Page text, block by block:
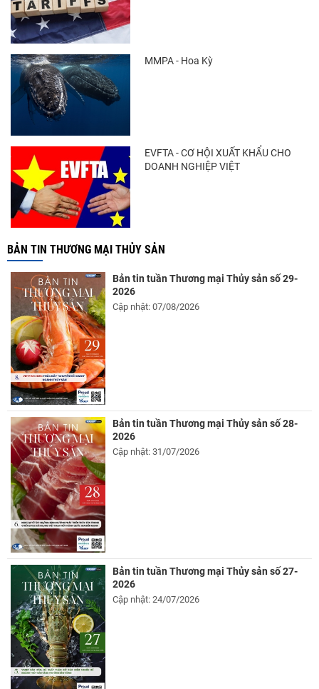
Trung Quốc tăng mạnh nhập khẩu mực,
Điểm tin thủy sản thế giới ngày 3/8/2026
MMPA - Hoa Kỳ
EVFTA - CƠ HỘI XUẤT KHẨU CHO
DOANH NGHIỆP VIỆT
BẢN TIN THƯƠNG MẠI THỦY SẢN
Bản tin tuần Thương mại Thủy sản số 29-
2026
Cập nhật: 07/08/2026
Bản tin tuần Thương mại Thủy sản số 28-
2026
Cập nhật: 31/07/2026
Bản tin tuần Thương mại Thủy sản số 27-
2026
Cập nhật: 24/07/2026